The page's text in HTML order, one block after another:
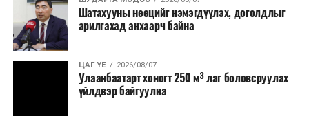
Шатахууны нөөцийг нэмэгдүүлэх, доголдлыг
арилгахад анхаарч байна
ЦАГ ҮЕ 2026/08/07
Улаанбаатарт хоногт 250 м³ лаг боловсруулах
үйлдвэр байгуулна